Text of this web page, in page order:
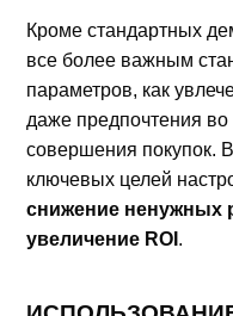
Кроме стандартных
все более важным
параметров, как
даже предпочтения во
совершения покупок.
ключевых целей
снижение ненужных
увеличение ROI .